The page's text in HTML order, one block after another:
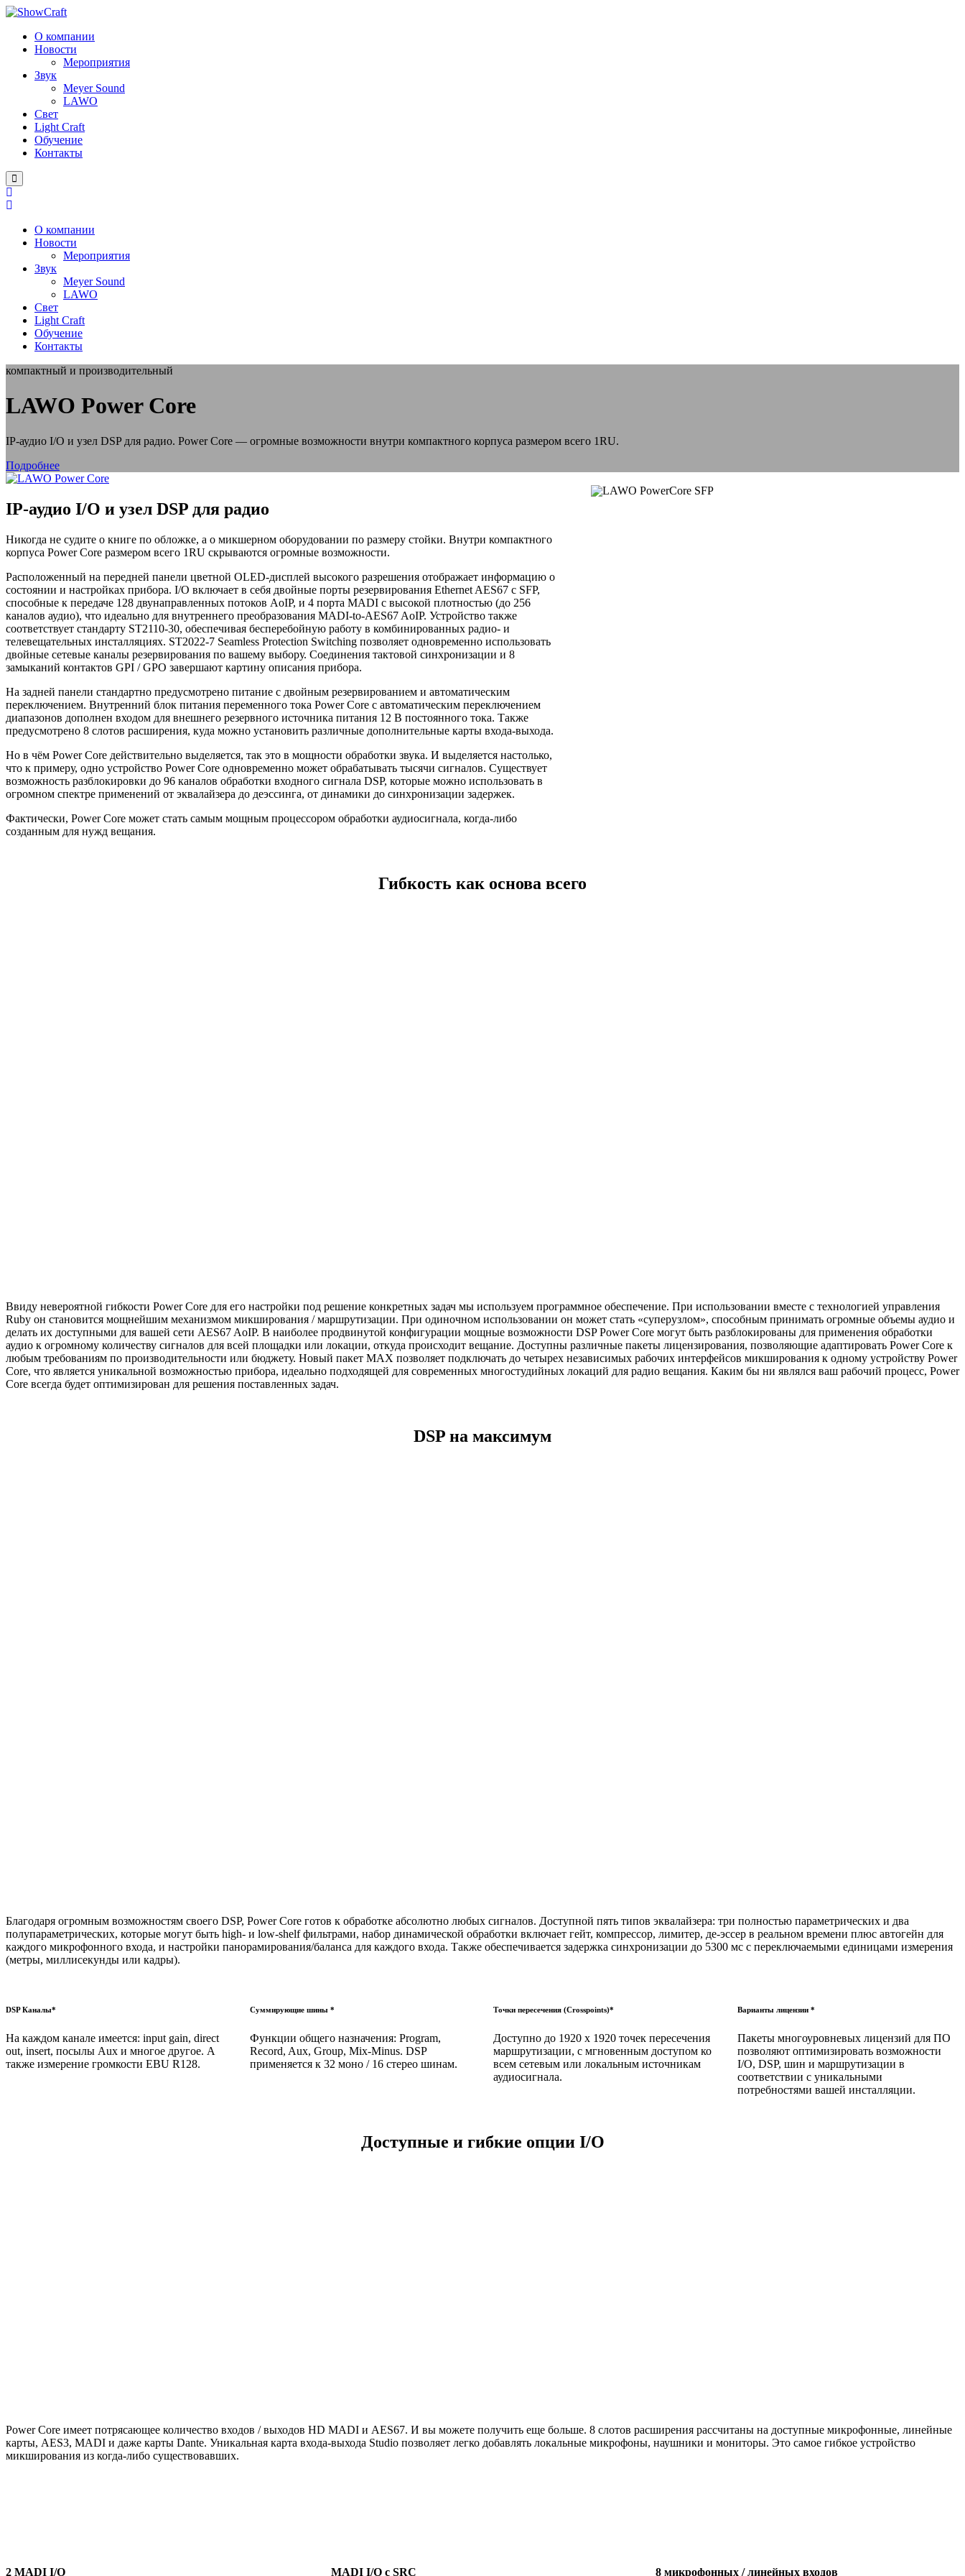
О компании
Новости
Мероприятия
Звук
Meyer Sound
LAWO
Свет
Light Craft
Обучение
Контакты
О компании
Новости
Мероприятия
Звук
Meyer Sound
LAWO
Свет
Light Craft
Обучение
Контакты
компактный и производительный
LAWO Power Core
IP-аудио I/O и узел DSP для радио. Power Core — огромные возможности внутри компактного корпуса размером всего 1RU.
Подробнее
IP-аудио I/O и узел DSP для радио
Никогда не судите о книге по обложке, а о микшерном оборудовании по размеру стойки. Внутри компактного
корпуса Power Core размером всего 1RU скрываются огромные возможности.
Расположенный на передней панели цветной OLED-дисплей высокого разрешения отображает информацию о
состоянии и настройках прибора. I/O включает в себя двойные порты резервирования Ethernet AES67 с SFP,
способные к передаче 128 двунаправленных потоков AoIP, и 4 порта MADI с высокой плотностью (до 256
каналов аудио), что идеально для внутреннего преобразования MADI-to-AES67 AoIP. Устройство также
соответствует стандарту ST2110-30, обеспечивая бесперебойную работу в комбинированных радио- и
телевещательных инсталляциях. ST2022-7 Seamless Protection Switching позволяет одновременно использовать
двойные сетевые каналы резервирования по вашему выбору. Соединения тактовой синхронизации и 8
замыканий контактов GPI / GPO завершают картину описания прибора.
На задней панели стандартно предусмотрено питание с двойным резервированием и автоматическим
переключением. Внутренний блок питания переменного тока Power Core с автоматическим переключением
диапазонов дополнен входом для внешнего резервного источника питания 12 В постоянного тока. Также
предусмотрено 8 слотов расширения, куда можно установить различные дополнительные карты входа-выхода.
Но в чём Power Core действительно выделяется, так это в мощности обработки звука. И выделяется настолько,
что к примеру, одно устройство Power Core одновременно может обрабатывать тысячи сигналов. Существует
возможность разблокировки до 96 каналов обработки входного сигнала DSP, которые можно использовать в
огромном спектре применений от эквалайзера до деэссинга, от динамики до синхронизации задержек.
Фактически, Power Core может стать самым мощным процессором обработки аудиосигнала, когда-либо
созданным для нужд вещания.
Гибкость как основа всего
Ввиду невероятной гибкости Power Core для его настройки под решение конкретных задач мы используем программное обеспечение. При использовании вместе с технологией управления
Ruby он становится мощнейшим механизмом микширования / маршрутизации. При одиночном использовании он может стать «суперузлом», способным принимать огромные объемы аудио и
делать их доступными для вашей сети AES67 AoIP. В наиболее продвинутой конфигурации мощные возможности DSP Power Core могут быть разблокированы для применения обработки
аудио к огромному количеству сигналов для всей площадки или локации, откуда происходит вещание. Доступны различные пакеты лицензирования, позволяющие адаптировать Power Core к
любым требованиям по производительности или бюджету. Новый пакет MAX позволяет подключать до четырех независимых рабочих интерфейсов микширования к одному устройству Power
Core, что является уникальной возможностью прибора, идеально подходящей для современных многостудийных локаций для радио вещания. Каким бы ни являлся ваш рабочий процесс, Power
Core всегда будет оптимизирован для решения поставленных задач.
DSP на максимум
Благодаря огромным возможностям своего DSP, Power Core готов к обработке абсолютно любых сигналов. Доступной пять типов эквалайзера: три полностью параметрических и два
полупараметрических, которые могут быть high- и low-shelf фильтрами, набор динамической обработки включает гейт, компрессор, лимитер, де-эссер в реальном времени плюс автогейн для
каждого микрофонного входа, и настройки панорамирования/баланса для каждого входа. Также обеспечивается задержка синхронизации до 5300 мс с переключаемыми единицами измерения
(метры, миллисекунды или кадры).
DSP Каналы*
На каждом канале имеется: input gain, direct
out, insert, посылы Aux и многое другое. А
также измерение громкости EBU R128.
Суммирующие шины *
Функции общего назначения: Program,
Record, Aux, Group, Mix-Minus. DSP
применяется к 32 моно / 16 стерео шинам.
Точки пересечения (Crosspoints)*
Доступно до 1920 x 1920 точек пересечения
маршрутизации, с мгновенным доступом ко
всем сетевым или локальным источникам
аудиосигнала.
Варианты лицензии *
Пакеты многоуровневых лицензий для ПО
позволяют оптимизировать возможности
I/O, DSP, шин и маршрутизации в
соответствии с уникальными
потребностями вашей инсталляции.
Доступные и гибкие опции I/O
Power Core имеет потрясающее количество входов / выходов HD MADI и AES67. И вы можете получить еще больше. 8 слотов расширения рассчитаны на доступные микрофонные, линейные
карты, AES3, MADI и даже карты Dante. Уникальная карта входа-выхода Studio позволяет легко добавлять локальные микрофоны, наушники и мониторы. Это самое гибкое устройство
микширования из когда-либо существовавших.
2 MADI I/O MADI I/O с SRC 8 микрофонных / линейных входов